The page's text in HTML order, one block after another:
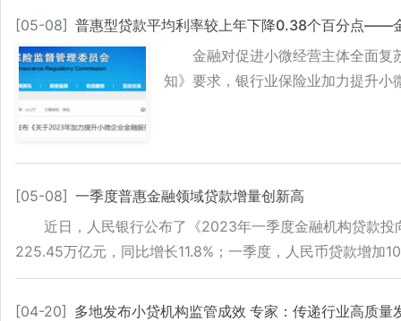
[05-08] 普惠型贷款平均利率较上年下降0.38个百分点——
金融对促进小微经营主体全面
知》要求，银行业保险业加力提升
[05-08] 一季度普惠金融领域贷款增量创新高
近日，人民银行公布了《2023年一季度金融机构贷款
225.45万亿元，同比增长11.8%；一季度，人民币贷款增加
[04-20] 多地发布小贷机构监管成效 专家：传递行业高质量